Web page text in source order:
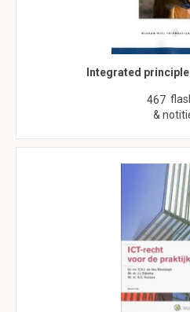
Integrated
467
&